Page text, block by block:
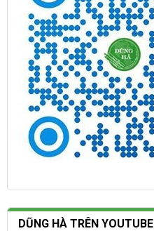
DŨNG HÀ TRÊN YOUTUBE